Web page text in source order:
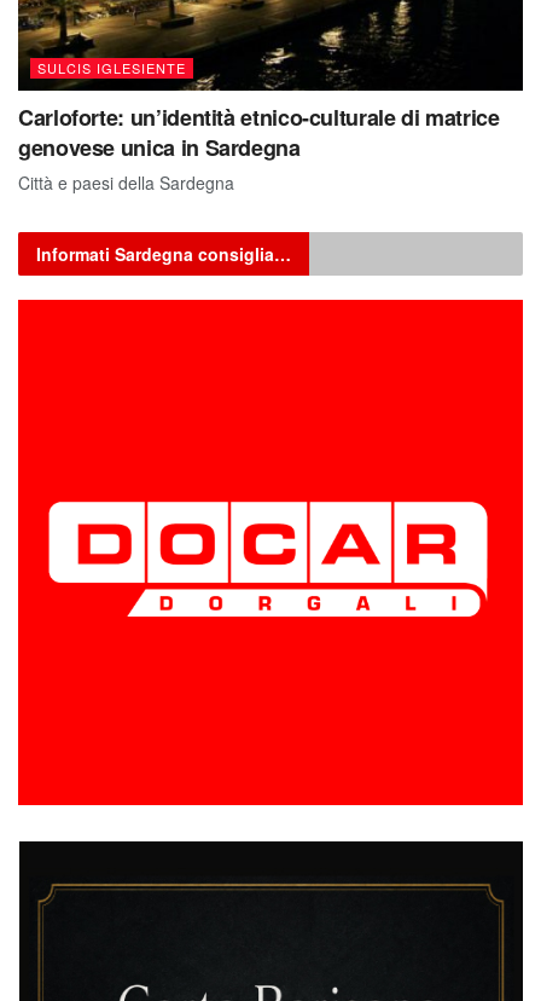
SULCIS IGLESIENTE
Carloforte: un’identità etnico-culturale di matrice
genovese unica in Sardegna
Città e paesi della Sardegna
Informati Sardegna consiglia…